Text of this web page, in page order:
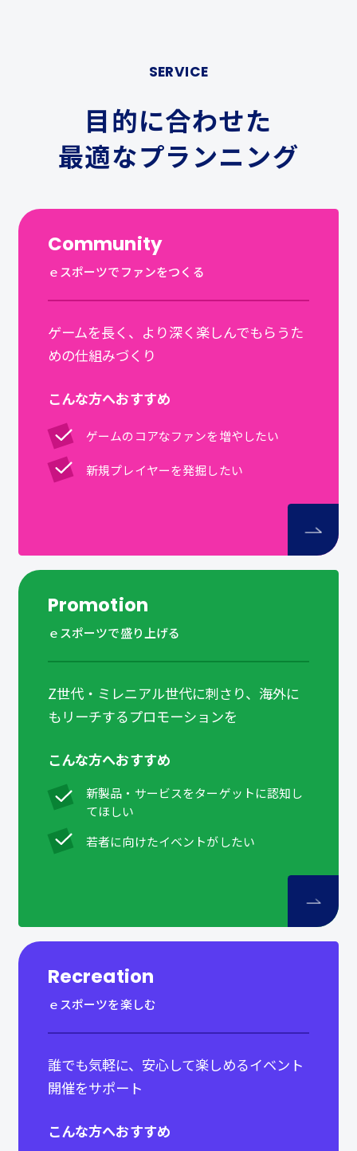
SERVICE
目的に合わせた
最適なプランニング
Community
ｅスポーツでファンをつくる
ゲームを長く、より深く楽しんでもらうた
めの仕組みづくり
こんな方へおすすめ
ゲームのコアなファンを増やしたい
新規プレイヤーを発掘したい
Promotion
ｅスポーツで盛り上げる
Z世代・ミレニアル世代に刺さり、海外に
もリーチするプロモーションを
こんな方へおすすめ
新製品・サービスをターゲットに認知し
てほしい
若者に向けたイベントがしたい
Recreation
ｅスポーツを楽しむ
誰でも気軽に、安心して楽しめるイベント
開催をサポート
こんな方へおすすめ